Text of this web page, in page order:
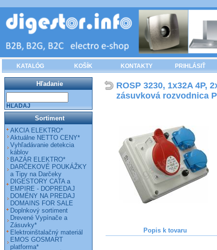
KATALÓG KOŠÍK KONTAKTY PRIHLÁSIŤ
ROSP 3230, 1x32A 4P,
zásuvková rozvodnica
Popis k tovaru
Hľadanie
HĽADAJ
Sortiment
AKCIA ELEKTRO*
Aktuálne NETTO CENY*
Vyhľadávanie detekcia
káblov
BAZÁR ELEKTRO*
DARČEKOVÉ POUKÁŽKY
a Tipy na Darčeky
DIGESTORY CATA a
EMPIRE - DOPREDAJ
DOMÉNY NA PREDAJ
DOMAINS FOR SALE
Doplnkový sortiment
Drevené Vypínače a
Zásuvky*
Elektroinštalačný materiál
EMOS GOSMART
platforma*